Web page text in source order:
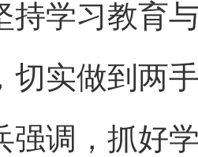
持学习教育
切实做到两
，抓好学